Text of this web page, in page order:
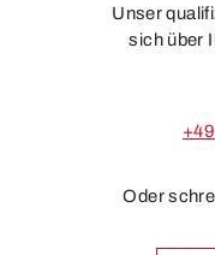
Unser
sich über
Oder